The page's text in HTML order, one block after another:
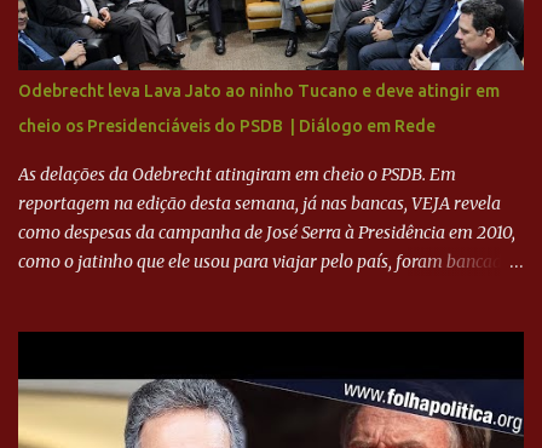
mais o peso que o ex-atacante tem no mundo do futebol, além de
sua história na Raposa, pesaram para que um dos mais icônicos
camisas 9 acertasse a compra do clube. Fonte: Itatiaia Fonte:
ADVOGADO DO CRUZEIRO NA SAF EXPLICA SITUAÇÃO DO
CRUZEIRO - RONALDO COMPROU 90% DAS AÇÕES DO CLUBE
Odebrecht leva Lava Jato ao ninho Tucano e deve atingir em
cheio os Presidenciáveis do PSDB | Diálogo em Rede
As delações da Odebrecht atingiram em cheio o PSDB. Em
reportagem na edição desta semana, já nas bancas, VEJA revela
como despesas da campanha de José Serra à Presidência em 2010,
como o jatinho que ele usou para viajar pelo país, foram bancadas
Executiva Nacional do PSDB (Valter Campanato/Agência Brasil) O
texto também põe fim a um mistério: três fontes confirmaram à
revista que o codinome “santo” que aparece em planilhas da